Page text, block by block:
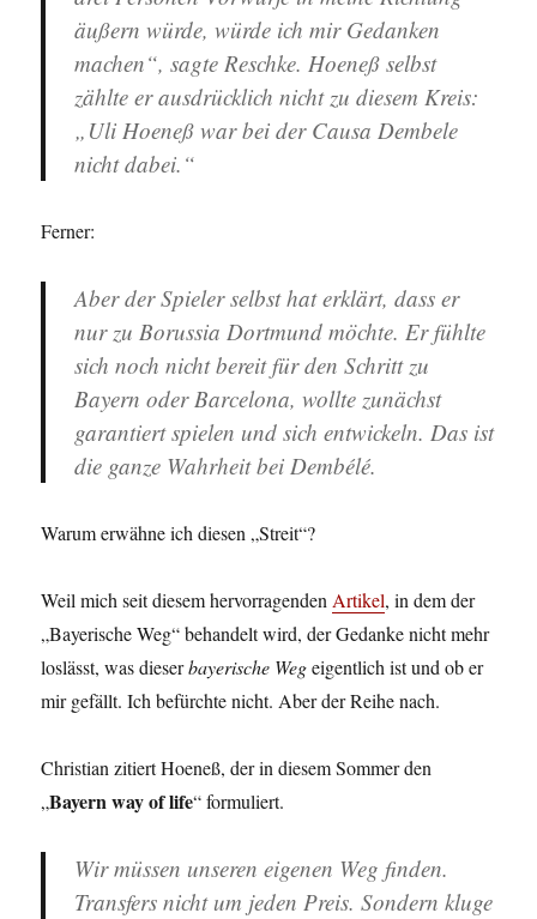
äußern würde, würde ich mir Gedanken
machen“, sagte Reschke. Hoeneß selbst
zählte er ausdrücklich nicht zu diesem Kreis:
„Uli Hoeneß war bei der Causa Dembele
nicht dabei.“
Ferner:
Aber der Spieler selbst hat erklärt, dass er
nur zu Borussia Dortmund möchte. Er fühlte
sich noch nicht bereit für den Schritt zu
Bayern oder Barcelona, wollte zunächst
garantiert spielen und sich entwickeln. Das ist
die ganze Wahrheit bei Dembélé.
Warum erwähne ich diesen „Streit“?
Weil mich seit diesem hervorragendenArtikel, in dem der
„Bayerische Weg“ behandelt wird, der Gedanke nicht mehr
loslässt, was dieserbayerische Wegeigentlich ist und ob er
mir gefällt. Ich befürchte nicht. Aber der Reihe nach.
Christian zitiert Hoeneß, der in diesem Sommer den
„Bayern way of life“ formuliert.
Wir müssen unseren eigenen Weg finden.
Transfers nicht um jeden Preis. Sondern kluge